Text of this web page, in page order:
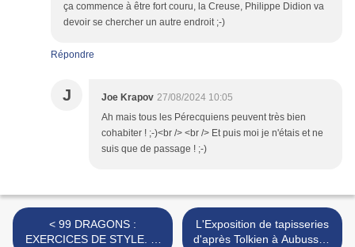
ça commence à être fort couru, la Creuse, Philippe Didion va
devoir se chercher un autre endroit ;-)
Répondre
J Joe Krapov 27/08/2024 10:05
Ah mais tous les Pérecquiens peuvent très bien
cohabiter ! ;-)<br /> <br /> Et puis moi je n'étais et ne
suis que de passage ! ;-)
< 99 DRAGONS :
EXERCICES DE STYLE. 2,
L'Exposition de tapisseries
d'après Tolkien à Aubusson